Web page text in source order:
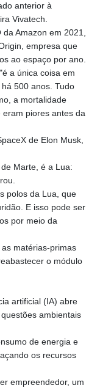
anterior à
Vivatech.
Amazon em 2021,
empresa que
ao espaço por ano.
a única coisa em
500 anos. Tudo
a mortalidade
eram piores antes da
de Elon Musk,
Marte, é a Lua:
polos da Lua, que
E isso pode ser
por meio da
matérias-primas
o módulo
artificial (IA) abre
ambientais
de energia e
os recursos
empreendedor, um